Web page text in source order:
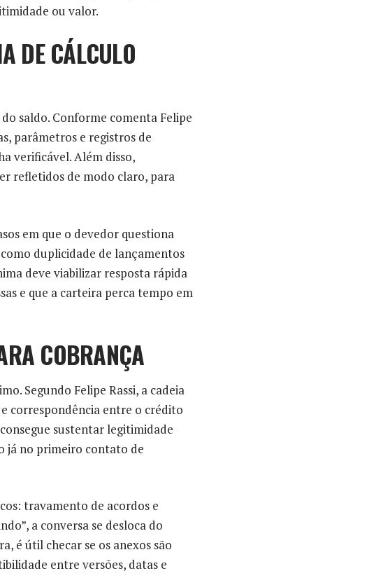
ou valor.
DE CÁLCULO
saldo. Conforme comenta Felipe
parâmetros e registros de
verificável. Além disso,
refletidos de modo claro, para
em que o devedor questiona
duplicidade de lançamentos
deve viabilizar resposta rápida
e que a carteira perca tempo em
COBRANÇA
Segundo Felipe Rassi, a cadeia
correspondência entre o crédito
sustentar legitimidade
já no primeiro contato de
travamento de acordos e
a conversa se desloca do
é útil checar se os anexos são
entre versões, datas e